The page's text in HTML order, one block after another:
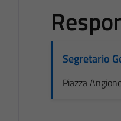
Segretario
Piazza